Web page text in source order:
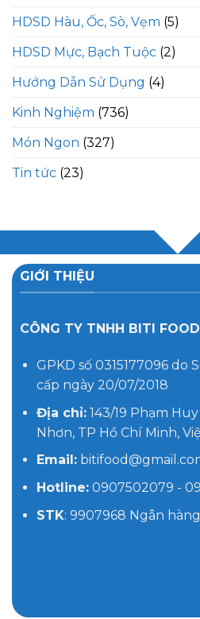
HDSD Hàu, Ốc, Sò, Vẹm (5)
HDSD Mực, Bạch Tuộc (2)
Hướng Dẫn Sử Dụng (4)
Kinh Nghiệm (736)
Món Ngon (327)
Tin tức (23)
GIỚI THIỆU
CÔNG TY TNHH BITI FOOD
GPKD số 0315177096 do
cấp ngày 20/07/2018
Địa chỉ:143/19 Phạm
Nhơn, TP Hồ Chí Minh,
Email:
Hotline:0907502079 -
STK: 9907968 Ngân